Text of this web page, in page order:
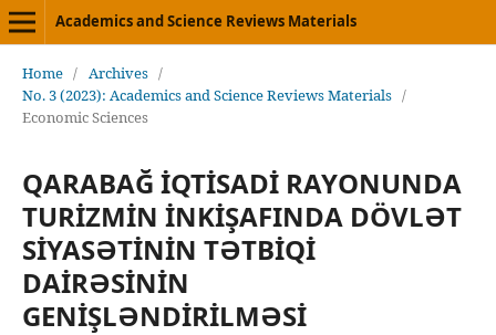
Academics and Science Reviews Materials
Home / Archives /
No. 3 (2023): Academics and Science Reviews Materials /
Economic Sciences
QARABAĞ İQTİSADİ RAYONUNDA
TURİZMİN İNKİŞAFINDA DÖVLƏT
SİYASƏTİNİN TƏTBİQİ
DAİRƏSİNİN
GENİŞLƏNDİRİLMƏSİ